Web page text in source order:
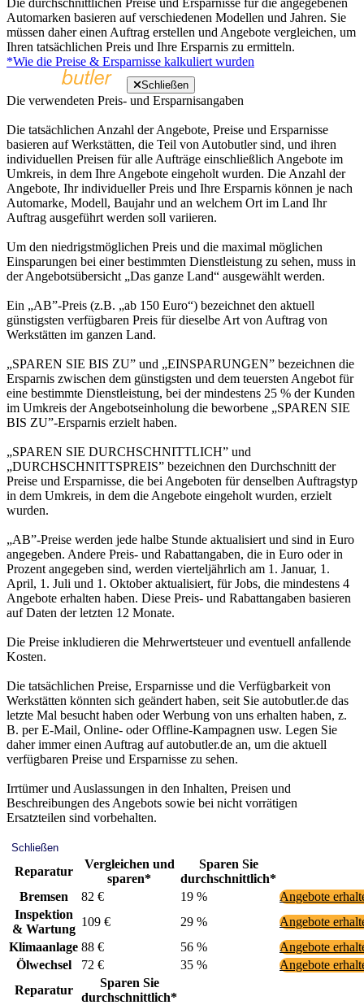
Automarken basieren auf verschiedenen Modellen und Jahren. Sie
müssen daher einen Auftrag erstellen und Angebote vergleichen, um
Ihren tatsächlichen Preis und Ihre Ersparnis zu ermitteln.
*Wie die Preise & Ersparnisse kalkuliert wurden
Schließen
Die verwendeten Preis- und Ersparnisangaben
Die tatsächlichen Anzahl der Angebote, Preise und Ersparnisse
basieren auf Werkstätten, die Teil von Autobutler sind, und ihren
individuellen Preisen für alle Aufträge einschließlich Angebote im
Umkreis, in dem Ihre Angebote eingeholt wurden. Die Anzahl der
Angebote, Ihr individueller Preis und Ihre Ersparnis können je nach
Automarke, Modell, Baujahr und an welchem Ort im Land Ihr
Auftrag ausgeführt werden soll variieren.
Um den niedrigstmöglichen Preis und die maximal möglichen
Einsparungen bei einer bestimmten Dienstleistung zu sehen, muss in
der Angebotsübersicht „Das ganze Land“ ausgewählt werden.
Ein „AB”-Preis (z.B. „ab 150 Euro“) bezeichnet den aktuell
günstigsten verfügbaren Preis für dieselbe Art von Auftrag von
Werkstätten im ganzen Land.
„SPAREN SIE BIS ZU” und „EINSPARUNGEN” bezeichnen die
Ersparnis zwischen dem günstigsten und dem teuersten Angebot für
eine bestimmte Dienstleistung, bei der mindestens 25 % der Kunden
im Umkreis der Angebotseinholung die beworbene „SPAREN SIE
BIS ZU”-Ersparnis erzielt haben.
„SPAREN SIE DURCHSCHNITTLICH” und
„DURCHSCHNITTSPREIS” bezeichnen den Durchschnitt der
Preise und Ersparnisse, die bei Angeboten für denselben Auftragstyp
in dem Umkreis, in dem die Angebote eingeholt wurden, erzielt
wurden.
„AB”-Preise werden jede halbe Stunde aktualisiert und sind in Euro
angegeben. Andere Preis- und Rabattangaben, die in Euro oder in
Prozent angegeben sind, werden vierteljährlich am 1. Januar, 1.
April, 1. Juli und 1. Oktober aktualisiert, für Jobs, die mindestens 4
Angebote erhalten haben. Diese Preis- und Rabattangaben basieren
auf Daten der letzten 12 Monate.
Die Preise inkludieren die Mehrwertsteuer und eventuell anfallende
Kosten.
Die tatsächlichen Preise, Ersparnisse und die Verfügbarkeit von
Werkstätten könnten sich geändert haben, seit Sie autobutler.de das
letzte Mal besucht haben oder Werbung von uns erhalten haben, z.
B. per E-Mail, Online- oder Offline-Kampagnen usw. Legen Sie
daher immer einen Auftrag auf autobutler.de an, um die aktuell
verfügbaren Preise und Ersparnisse zu sehen.
Irrtümer und Auslassungen in den Inhalten, Preisen und
Beschreibungen des Angebots sowie bei nicht vorrätigen
Ersatzteilen sind vorbehalten.
Schließen
Reparatur
Vergleichen und
sparen*
Sparen Sie
durchschnittlich*
Bremsen
82 € 19 %
Angebote
Inspektion
& Wartung
109 € 29 %
Angebote
Klimaanlage 88 € 56 %
Angebote
Ölwechsel
72 € 35 %
Angebote
Reparatur
Sparen Sie
durchschnittlich*